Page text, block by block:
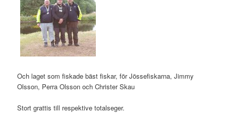
Och laget som fiskade bäst fiskar, för Jössefiskarna, Jimmy
Olsson, Perra Olsson och Christer Skau
Stort grattis till respektive totalseger.